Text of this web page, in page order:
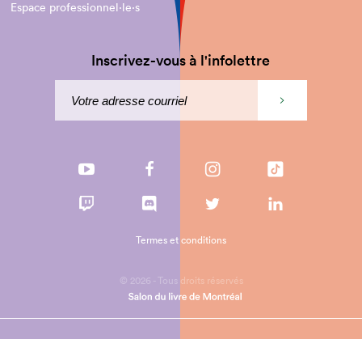
Espace professionnel·le⋅s
Inscrivez-vous à l'infolettre
© 2026 - Tous droits réservés
Termes et conditions